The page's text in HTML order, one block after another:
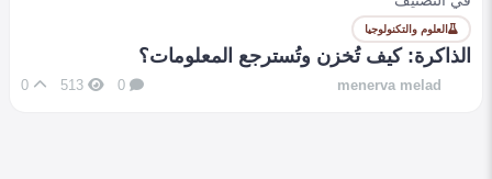
العلوم والتكنولوجيا
الذاكرة: كيف تُخزن وتُسترجع المعلومات؟
menerva melad
0
513